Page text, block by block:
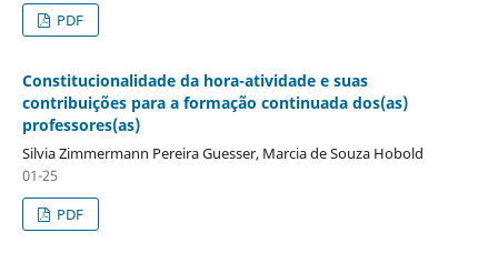
PDF
Constitucionalidade da hora-atividade e suas
contribuições para a formação continuada dos(as)
professores(as)
Silvia Zimmermann Pereira Guesser, Marcia de Souza Hobold
01-25
PDF